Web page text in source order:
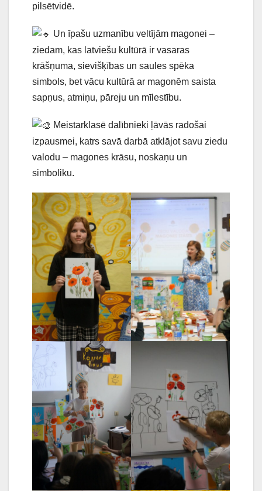
pilsētvidē.
Un īpašu uzmanību veltījām magonei –
ziedam, kas latviešu kultūrā ir vasaras
krāšņuma, sievišķības un saules spēka
simbols, bet vācu kultūrā ar magonēm saista
sapņus, atmiņu, pāreju un mīlestību.
Meistarklasē dalībnieki ļāvās radošai
izpausmei, katrs savā darbā atklājot savu ziedu
valodu – magones krāsu, noskaņu un
simboliku.